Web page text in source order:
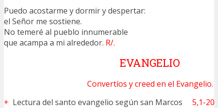
Puedo acostarme y dormir y despertar:
el Señor me sostiene.
No temeré al pueblo innumerable
que acampa a mi alrededor. R/.
EVANGELIO
Convertíos y creed en el Evangelio.
+ Lectura del santo evangelio según san Marcos 5,1-20